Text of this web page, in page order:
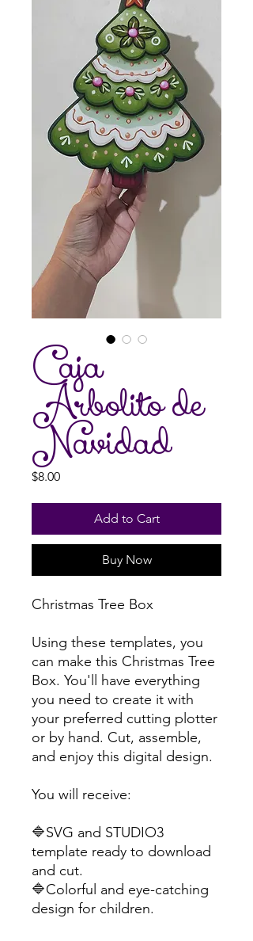
Caja
Arbolito de
Navidad
$8.00Price
Add to Cart
Buy Now
Christmas Tree Box
Using these templates, you
can make this Christmas Tree
Box. You'll have everything
you need to create it with
your preferred cutting plotter
or by hand. Cut, assemble,
and enjoy this digital design.
You will receive:
🔷SVG and STUDIO3
template ready to download
and cut.
🔷Colorful and eye-catching
design for children.